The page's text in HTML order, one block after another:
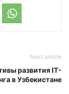
Next article
развития IT-
в Узбекистане